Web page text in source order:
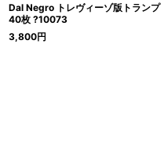
Dal Negro トレヴィーゾ版トランプ
40枚 ?10073
3,800円